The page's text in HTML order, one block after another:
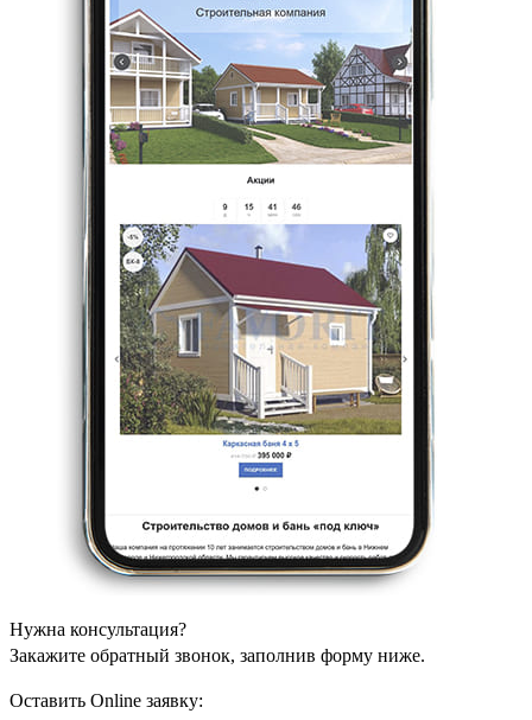
Нужна консультация?
Закажите обратный звонок, заполнив форму ниже.
Оставить Online заявку: